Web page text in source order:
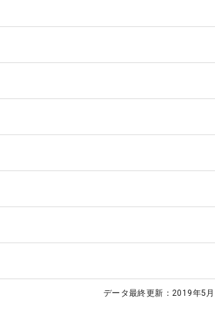
データ最終更新： 2019年5